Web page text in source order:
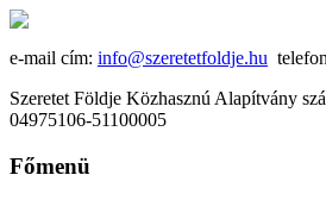
e-mail cím: info@szeretetfoldje.hu
Szeretet Földje Közhasznú Alapítvány
04975106-51100005
Főmenü